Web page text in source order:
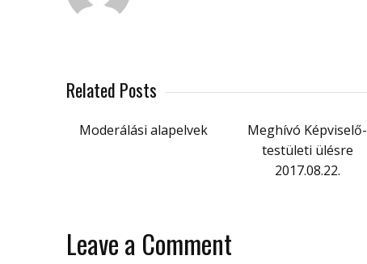
Related Posts
Moderálási alapelvek
Meghívó Képviselő-
testületi ülésre
2017.08.22.
Leave a Comment